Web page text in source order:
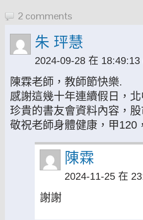
2 comments
朱 玶慧
2024-09-28 在 18:49:13
陳霖老師，教師節快樂.
感謝這幾十年連續假日，
珍貴的書友會資料內容，
敬祝老師身體健康，甲120
陳霖
2024-11-25 在
謝謝